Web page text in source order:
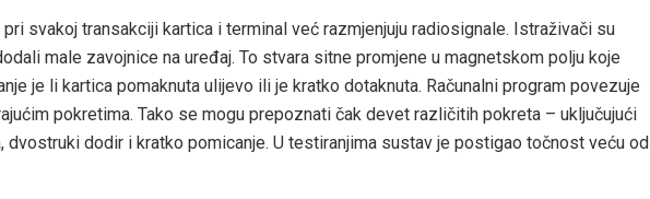
svakoj transakciji kartica i terminal već razmjenjuju radiosignale. Istraživači su
male zavojnice na uređaj. To stvara sitne promjene u magnetskom polju koje
je li kartica pomaknuta ulijevo ili je kratko dotaknuta. Računalni program povezuje
pokretima. Tako se mogu prepoznati čak devet različitih pokreta – uključujući
dvostruki dodir i kratko pomicanje. U testiranjima sustav je postigao točnost veću od